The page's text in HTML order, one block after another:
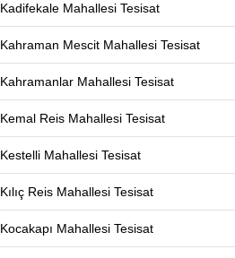
Kadifekale Mahallesi Tesisat
Kahraman Mescit Mahallesi Tesisat
Kahramanlar Mahallesi Tesisat
Kemal Reis Mahallesi Tesisat
Kestelli Mahallesi Tesisat
Kılıç Reis Mahallesi Tesisat
Kocakapı Mahallesi Tesisat